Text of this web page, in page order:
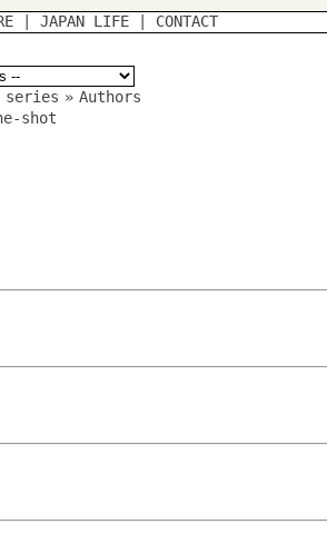
JAPAN LIFE CONTACT
series » Authors
shot